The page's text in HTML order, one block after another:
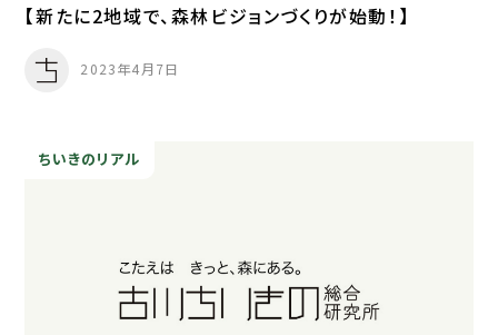
【新たに2地域で、森林ビジョンづくりが始動！】
2023年4月7日
ちいきのリアル